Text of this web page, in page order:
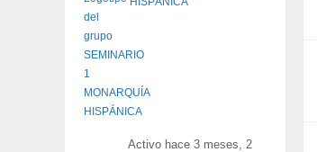
Activo hace 3 meses, 2